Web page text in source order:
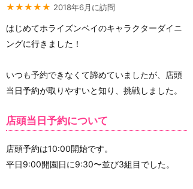
★★★★★ 2018年6月に訪問
はじめてホライズンベイのキャラクターダイニ
ングに行きました！
いつも予約できなくて諦めていましたが、店頭
当日予約が取りやすいと知り、挑戦しました。
店頭当日予約について
店頭予約は10:00開始です。
平日9:00開園日に9:30〜並び3組目でした。